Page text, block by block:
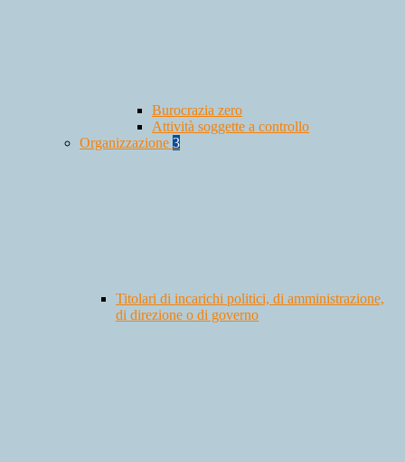
Burocrazia zero
Attività soggette a controllo
Organizzazione 3
Titolari di incarichi politici, di amministrazione,
di direzione o di governo